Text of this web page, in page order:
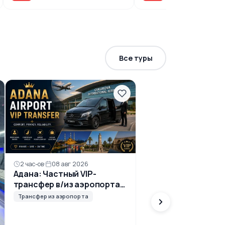
Все туры
2 час-ов 08 авг 2026
Адана: Частный VIP-
трансфер в/из аэропорта
Чукурова
Трансфер из аэропорта